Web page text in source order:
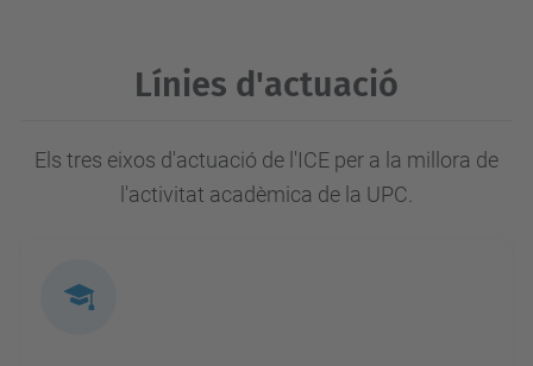
Línies d'actuació
Els tres eixos d'actuació de l'ICE per a la millora de
l'activitat acadèmica de la UPC.